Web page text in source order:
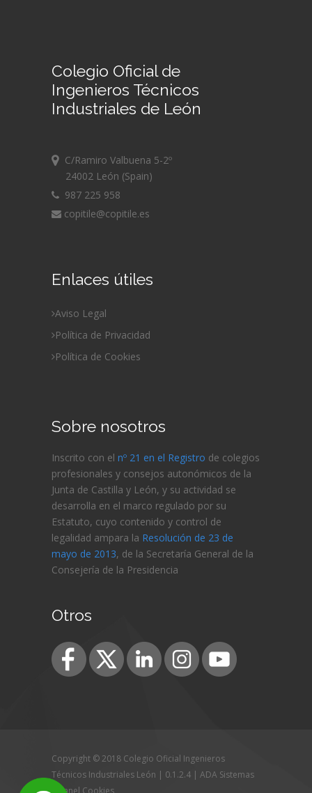
Colegio Oficial de
Ingenieros Técnicos
Industriales de León
C/Ramiro Valbuena 5-2º
24002 León (Spain)
987 225 958
copitile@copitile.es
Enlaces útiles
Aviso Legal
Política de Privacidad
Política de Cookies
Sobre nosotros
Inscrito con el nº 21 en el Registro de colegios
profesionales y consejos autonómicos de la
Junta de Castilla y León, y su actividad se
desarrolla en el marco regulado por su
Estatuto, cuyo contenido y control de
legalidad ampara la Resolución de 23 de
mayo de 2013, de la Secretaría General de la
Consejería de la Presidencia
Otros
Copyright © 2018 Colegio Oficial Ingenieros
Técnicos Industriales León | 0.1.2.4 | ADA Sistemas
Panel Cookies